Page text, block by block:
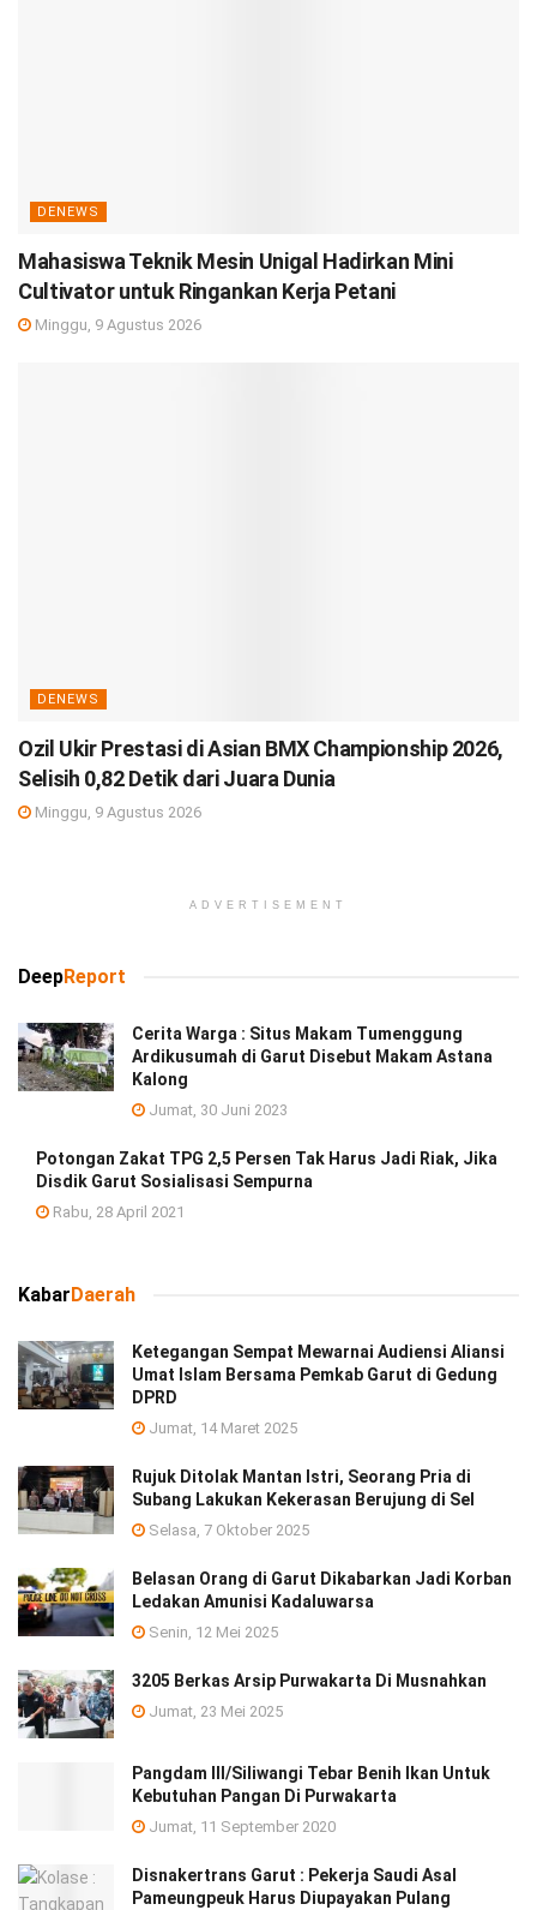
DENEWS
Mahasiswa Teknik Mesin Unigal Hadirkan Mini
Cultivator untuk Ringankan Kerja Petani
Minggu, 9 Agustus 2026
DENEWS
Ozil Ukir Prestasi di Asian BMX Championship 2026,
Selisih 0,82 Detik dari Juara Dunia
Minggu, 9 Agustus 2026
ADVERTISEMENT
DeepReport
Cerita Warga : Situs Makam Tumenggung
Ardikusumah di Garut Disebut Makam Astana
Kalong
Jumat, 30 Juni 2023
Potongan Zakat TPG 2,5 Persen Tak Harus Jadi Riak, Jika
Disdik Garut Sosialisasi Sempurna
Rabu, 28 April 2021
KabarDaerah
Ketegangan Sempat Mewarnai Audiensi Aliansi
Umat Islam Bersama Pemkab Garut di Gedung
DPRD
Jumat, 14 Maret 2025
Rujuk Ditolak Mantan Istri, Seorang Pria di
Subang Lakukan Kekerasan Berujung di Sel
Selasa, 7 Oktober 2025
Belasan Orang di Garut Dikabarkan Jadi Korban
Ledakan Amunisi Kadaluwarsa
Senin, 12 Mei 2025
3205 Berkas Arsip Purwakarta Di Musnahkan
Jumat, 23 Mei 2025
Pangdam III/Siliwangi Tebar Benih Ikan Untuk
Kebutuhan Pangan Di Purwakarta
Jumat, 11 September 2020
Disnakertrans Garut : Pekerja Saudi Asal
Pameungpeuk Harus Diupayakan Pulang